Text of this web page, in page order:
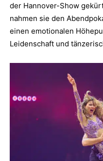
der Hannover-Show
nahmen sie den
einen emotionalen
Leidenschaft und